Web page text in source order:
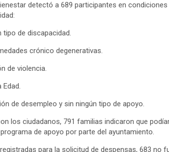
detectó a 689 participantes en condiciones
de discapacidad.
crónico degenerativas.
violencia.
desempleo y sin ningún tipo de apoyo.
los ciudadanos, 791 familias indicaron que
de apoyo por parte del ayuntamiento.
para la solicitud de despensas, 683 no